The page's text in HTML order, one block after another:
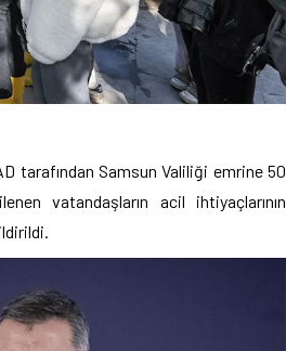
tarafından Samsun Valiliği emrine 50
vatandaşların acil ihtiyaçlarının